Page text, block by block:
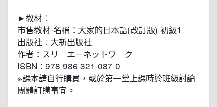
►教材：
市售教材-名稱：大家的日本語(改訂版) 初級1
出版社：大新出版社
作者：スリーエ－ネットワーク
ISBN：978-986-321-087-0
※課本請自行購買，或於第一堂上課時於班級討論
團體訂購事宜。